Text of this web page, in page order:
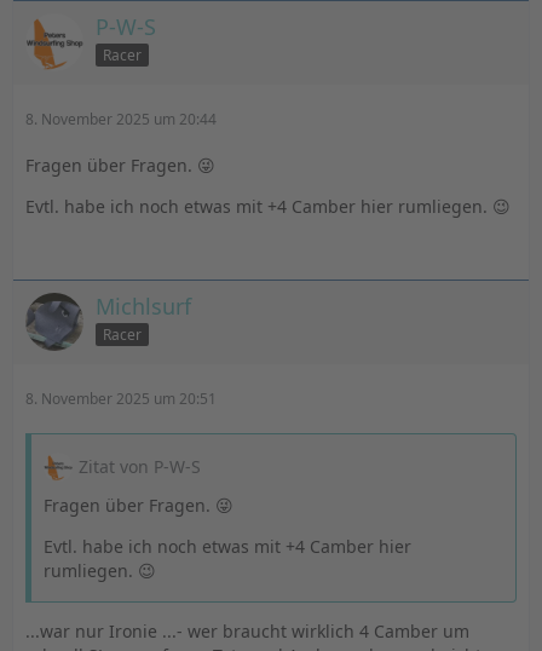
P-W-S
Racer
8. November 2025 um 20:44
Fragen über Fragen. 😜
Evtl. habe ich noch etwas mit +4 Camber hier rumliegen. 😉
Michlsurf
Racer
8. November 2025 um 20:51
Zitat von P-W-S
Fragen über Fragen. 😜
Evtl. habe ich noch etwas mit +4 Camber hier
rumliegen. 😉
...war nur Ironie ...- wer braucht wirklich 4 Camber um